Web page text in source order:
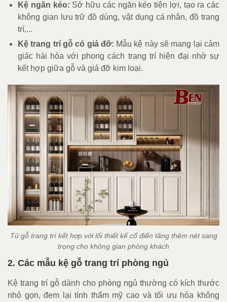
Kệ ngăn kéo: Sở hữu các ngăn kéo tiện lợi, tạo ra các
không gian lưu trữ đồ dùng, vật dụng cá nhân, đồ trang
trí,...
Kệ trang trí gỗ có giá đỡ: Mẫu kệ này sẽ mang lại cảm
giác hài hòa với phong cách trang trí hiện đại nhờ sự
kết hợp giữa gỗ và giá đỡ kim loại.
Tủ gỗ trang trí kết hợp với lối thiết kế cổ điển tăng thêm nét sang
trọng cho không gian phòng khách
2. Các mẫu kệ gỗ trang trí phòng ngủ
Kệ trang trí gỗ dành cho phòng ngủ thường có kích thước
nhỏ gọn, đem lại tính thẩm mỹ cao và tối ưu hóa không